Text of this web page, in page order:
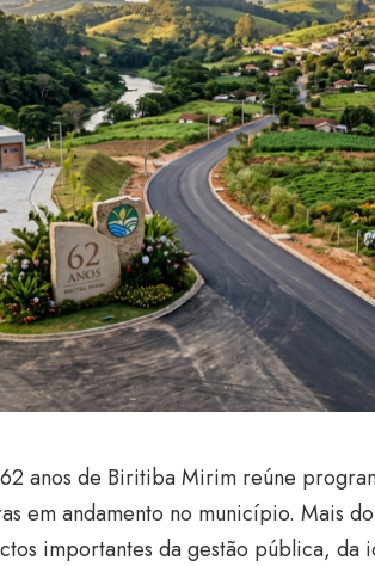
anos de Biritiba Mirim reúne
em andamento no município. Mais
importantes da gestão pública, da